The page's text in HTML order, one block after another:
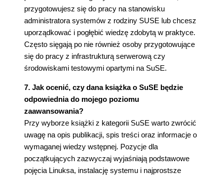
przygotowujesz się do pracy na stanowisku
administratora systemów z rodziny SUSE lub chcesz
uporządkować i pogłębić wiedzę zdobytą w praktyce.
Często sięgają po nie również osoby przygotowujące
się do pracy z infrastrukturą serwerową czy
środowiskami testowymi opartymi na SuSE.
7. Jak ocenić, czy dana książka o SuSE będzie
odpowiednia do mojego poziomu
zaawansowania?
Przy wyborze książki z kategorii SuSE warto zwrócić
uwagę na opis publikacji, spis treści oraz informacje o
wymaganej wiedzy wstępnej. Pozycje dla
początkujących zazwyczaj wyjaśniają podstawowe
pojęcia Linuksa, instalację systemu i najprostsze